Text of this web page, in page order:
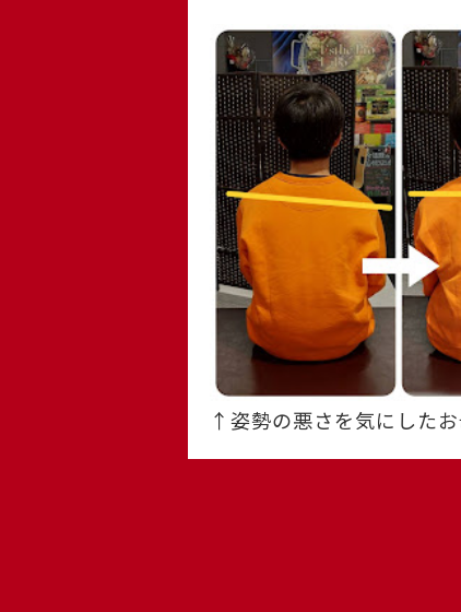
↑姿勢の悪さを気にした